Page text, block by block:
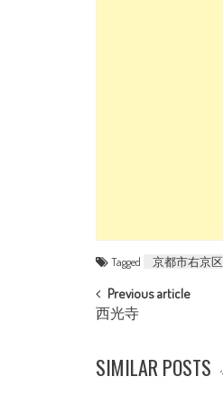
Tagged 京都市右京区
POST NAVIGATION
Previous article
西光寺
SIMILAR POSTS